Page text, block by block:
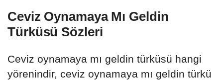
Ceviz Oynamaya Mı Geldin
Türküsü Sözleri
Ceviz oynamaya mı geldin türküsü hangi
yörenindir, ceviz oynamaya mı geldin türkü